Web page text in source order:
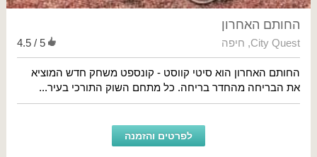
החותם האחרון
City Quest
, חיפה 4.5 / 5
החותם האחרון הוא סיטי קווסט - קונספט משחק חדש המוציא
את הבריחה מהחדר בריחה. כל מתחם השוק התורכי בעיר...
לפרטים והזמנה